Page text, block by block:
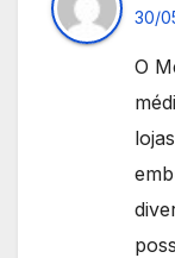
30/
O